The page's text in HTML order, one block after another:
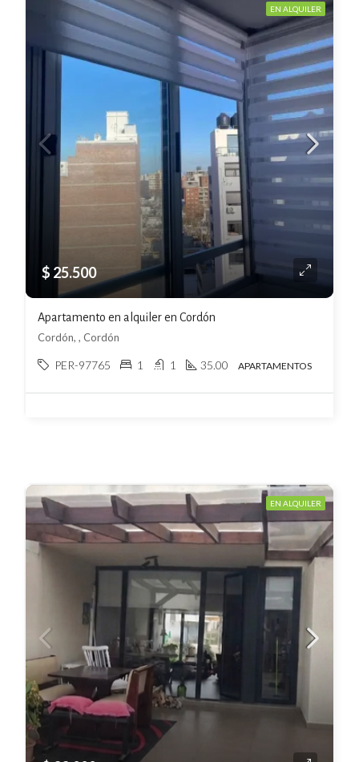
EN ALQUILER
$ 25.500
Apartamento en alquiler en Cordón
Cordón, , Cordón
PER-97765 1 1 35.00 APARTAMENTOS
EN ALQUILER